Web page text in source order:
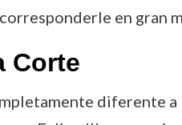
en gran
Corte
diferente a